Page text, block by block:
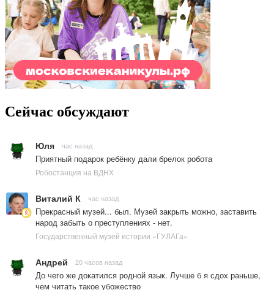
Сейчас обсуждают
Юля час назад
Приятный подарок ребёнку дали брелок робота
Робостанция на ВДНХ
Виталий К час назад
Прекрасный музей... был. Музей закрыть можно, заставить
народ забыть о преступлениях - нет.
Государственный музей истории «ГУЛАГа»
Андрей 20 часов назад
До чего же докатился родной язык. Лучше б я сдох раньше,
чем читать такое убожество